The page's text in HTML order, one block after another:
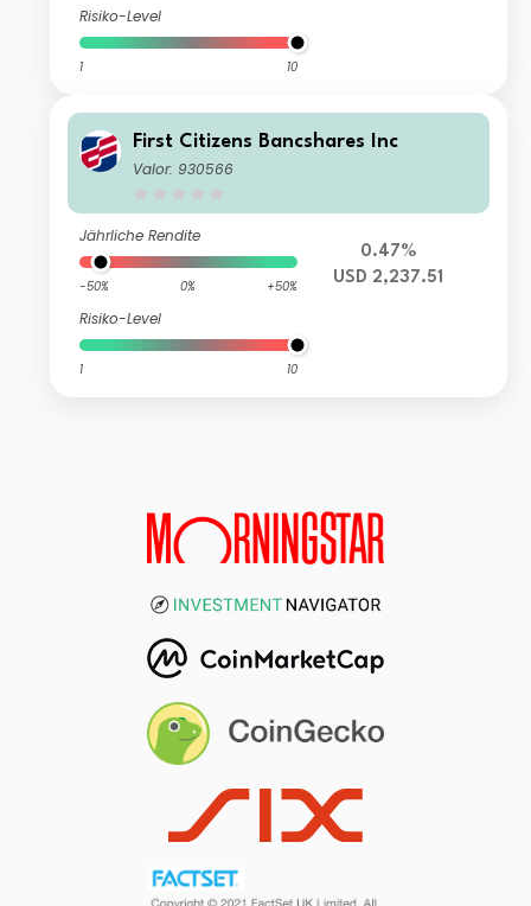
Risiko-Level
1 10
First Citizens Bancshares Inc
Valor: 930566
Jährliche Rendite
-50% 0% +50%
Risiko-Level
1 10
0.47%
USD 2,237.51